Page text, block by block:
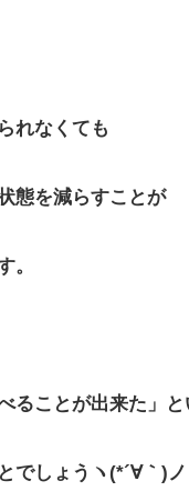
れなくても
態を減らすことが
。
ることが出来た」
でしょうヽ(*´∀｀)ノ